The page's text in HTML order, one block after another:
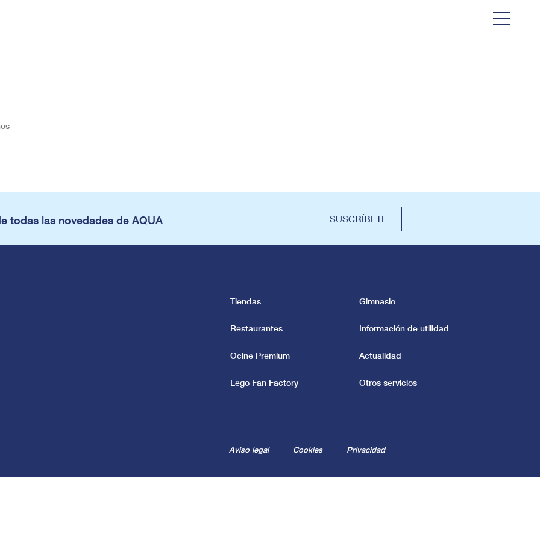
todas las novedades de AQUA SUSCRÍBETE
Tiendas
Restaurantes
Ocine Premium
Lego Fan Factory
Gimnasio
Información de utilidad
Actualidad
Otros servicios
Aviso legal Cookies Privacidad